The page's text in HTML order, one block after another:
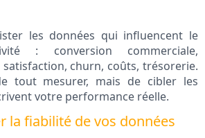
les données qui influencent le
: conversion commerciale,
churn, coûts, trésorerie.
tout mesurer, mais de cibler les
votre performance réelle.
la fiabilité de vos données